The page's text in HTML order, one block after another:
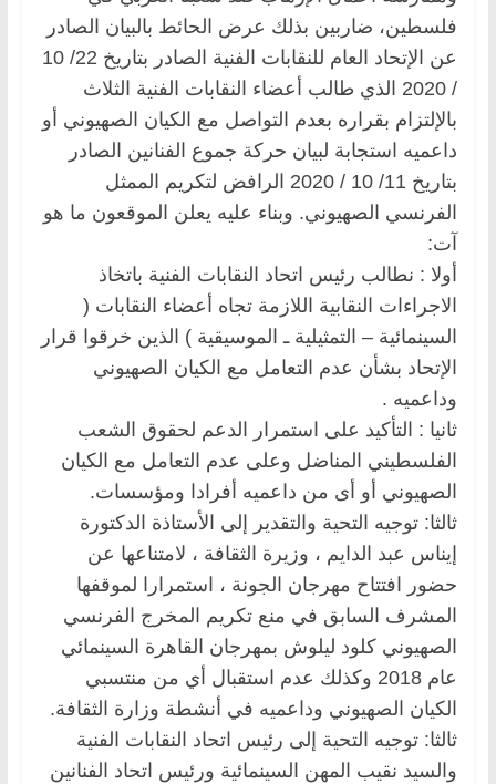
فلسطين، ضاربين بذلك عرض الحائط بالبيان الصادر
عن الإتحاد العام للنقابات الفنية الصادر بتاريخ 22/ 10
/ 2020 الذي طالب أعضاء النقابات الفنية الثلاث
بالإلتزام بقراره بعدم التواصل مع الكيان الصهيوني أو
داعميه استجابة لبيان حركة جموع الفنانين الصادر
بتاريخ 11/ 10 / 2020 الرافض لتكريم الممثل
الفرنسي الصهيوني. وبناء عليه يعلن الموقعون ما هو
آت:
أولا : نطالب رئيس اتحاد النقابات الفنية باتخاذ
الاجراءات النقابية اللازمة تجاه أعضاء النقابات (
السينمائية – التمثيلية ـ الموسيقية ) الذين خرقوا قرار
الإتحاد بشأن عدم التعامل مع الكيان الصهيوني
وداعميه .
ثانيا : التأكيد على استمرار الدعم لحقوق الشعب
الفلسطيني المناضل وعلى عدم التعامل مع الكيان
الصهيوني أو أى من داعميه أفرادا ومؤسسات.
ثالثا: توجيه التحية والتقدير إلى الأستاذة الدكتورة
إيناس عبد الدايم ، وزيرة الثقافة ، لامتناعها عن
حضور افتتاح مهرجان الجونة ، استمرارا لموقفها
المشرف السابق في منع تكريم المخرج الفرنسي
الصهيوني كلود ليلوش بمهرجان القاهرة السينمائي
عام 2018 وكذلك عدم استقبال أي من منتسبي
الكيان الصهيوني وداعميه في أنشطة وزارة الثقافة.
ثالثا: توجيه التحية إلى رئيس اتحاد النقابات الفنية
والسيد نقيب المهن السينمائية ورئيس اتحاد الفنانين